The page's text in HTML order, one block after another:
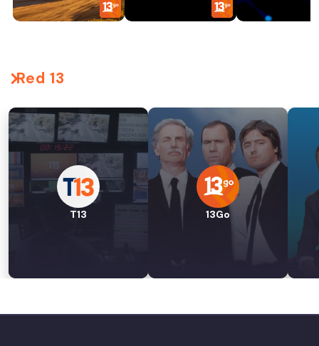
Red 13
T13 13Go